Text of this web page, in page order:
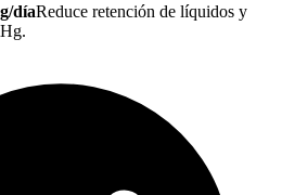
díaReduce retención de líquidos y